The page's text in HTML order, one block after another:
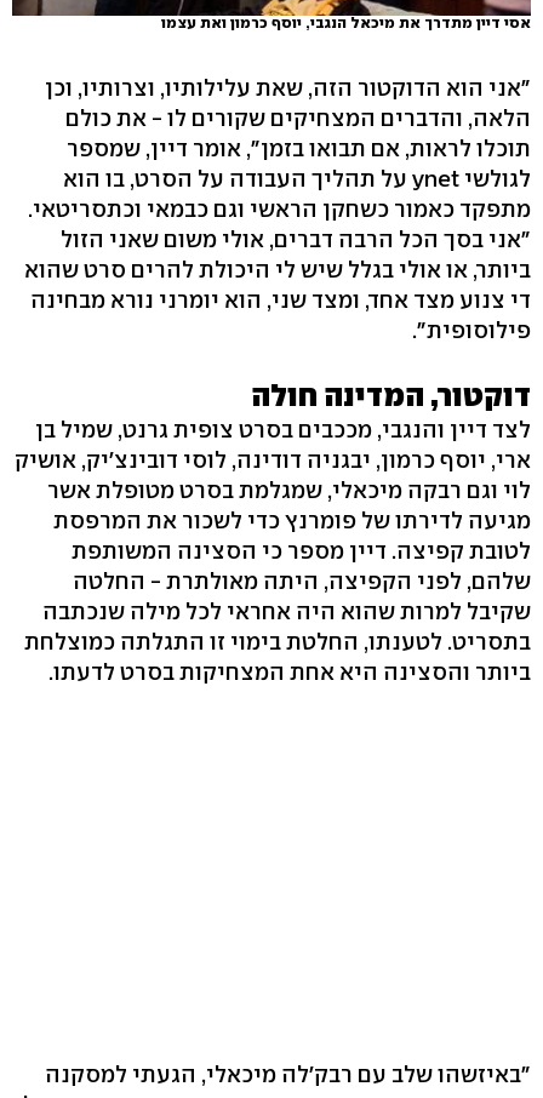
אסי דיין מתדרך את מיכאל הנגבי, יוסף כרמון ואת עצמו
"אני הוא הדוקטור הזה, שאת עלילותיו, וצרותיו, וכן
הלאה, והדברים המצחיקים שקורים לו - את כולם
תוכלו לראות, אם תבואו בזמן", אומר דיין, שמספר
לגולשי ynet על תהליך העבודה על הסרט, בו הוא
מתפקד כאמור כשחקן הראשי וגם כבמאי וכתסריטאי.
"אני בסך הכל הרבה דברים, אולי משום שאני הזול
ביותר, או אולי בגלל שיש לי היכולת להרים סרט שהוא
די צנוע מצד אחד, ומצד שני, הוא יומרני נורא מבחינה
פילוסופית".
דוקטור, המדינה חולה
לצד דיין והנגבי, מככבים בסרט צופית גרנט, שמיל בן
ארי, יוסף כרמון, יבגניה דודינה, לוסי דובינצ'יק, אושיק
לוי וגם רבקה מיכאלי, שמגלמת בסרט מטופלת אשר
מגיעה לדירתו של פומרנץ כדי לשכור את המרפסת
לטובת קפיצה. דיין מספר כי הסצינה המשותפת
שלהם, לפני הקפיצה, היתה מאולתרת - החלטה
שקיבל למרות שהוא היה אחראי לכל מילה שנכתבה
בתסריט. לטענתו, החלטת בימוי זו התגלתה כמוצלחת
ביותר והסצינה היא אחת המצחיקות בסרט לדעתו.
"באיזשהו שלב עם רבק'לה מיכאלי, הגעתי למסקנה